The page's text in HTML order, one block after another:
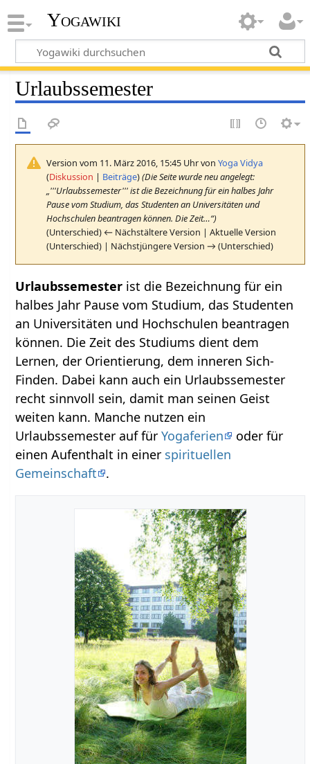
Yogawiki
Urlaubssemester
Version vom 11. März 2016, 15:45 Uhr vonYoga Vidya
(Diskussion | Beiträge)(Die Seite wurde neu angelegt:
„'''Urlaubssemester''' ist die Bezeichnung für ein halbes Jahr
Pause vom Studium, das Studenten an Universitäten und
Hochschulen beantragen können. Die Zeit…“)
(Unterschied) ← Nächstältere Version | Aktuelle Version
(Unterschied) | Nächstjüngere Version → (Unterschied)
Urlaubssemester ist die Bezeichnung für ein
halbes Jahr Pause vom Studium, das Studenten
an Universitäten und Hochschulen beantragen
können. Die Zeit des Studiums dient dem
Lernen, der Orientierung, dem inneren Sich-
Finden. Dabei kann auch ein Urlaubssemester
recht sinnvoll sein, damit man seinen Geist
weiten kann. Manche nutzen ein
Urlaubssemester auf fürYogaferien
oder für
einen Aufenthalt in einer spirituellen
Gemeinschaft
.